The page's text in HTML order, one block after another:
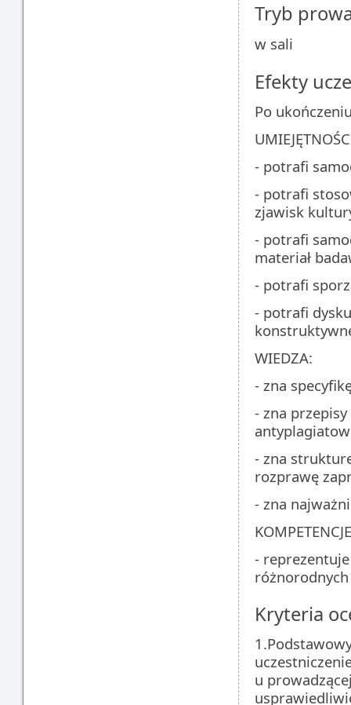
Tryb
w sali
Efekty
Po
- potrafi
- potrafi
zjawisk
- potrafi
materiał
- potrafi
- potrafi
WIEDZA:
- zna
- zna
- zna
rozprawę
- zna
-
Kryteria
u